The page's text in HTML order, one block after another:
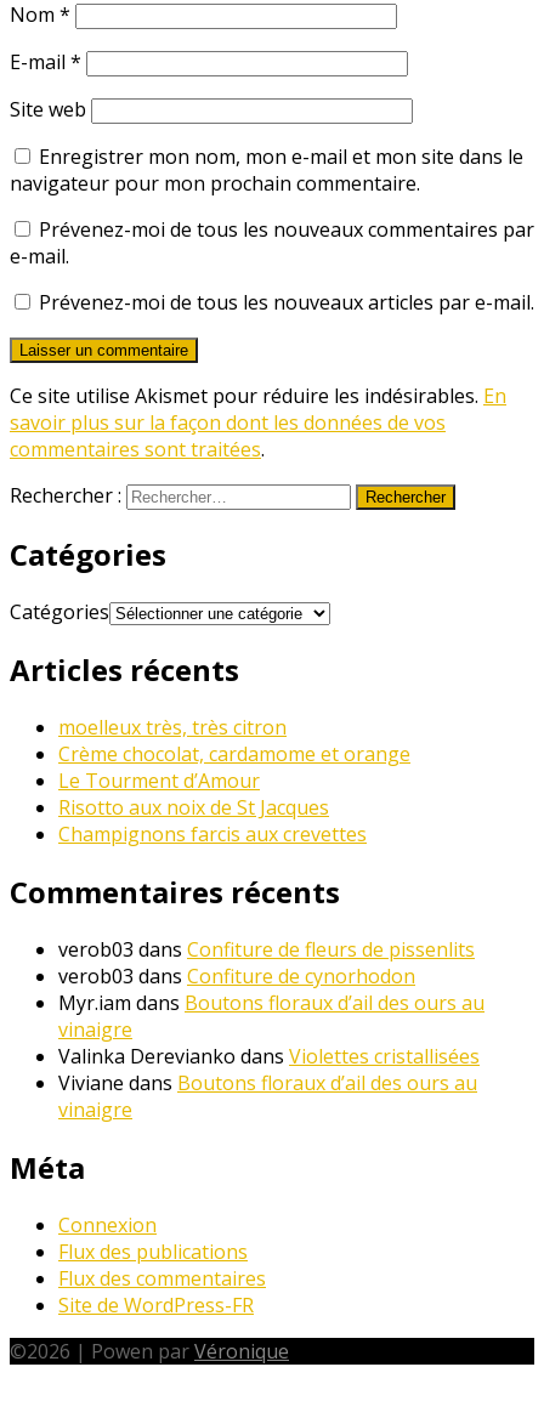
Nom *
E-mail *
Site web
Enregistrer mon nom, mon e-mail et mon site dans le
navigateur pour mon prochain commentaire.
Prévenez-moi de tous les nouveaux commentaires par
e-mail.
Prévenez-moi de tous les nouveaux articles par e-mail.
Ce site utilise Akismet pour réduire les indésirables. En
savoir plus sur la façon dont les données de vos
commentaires sont traitées.
Rechercher :
Catégories
Catégories
Articles récents
moelleux très, très citron
Crème chocolat, cardamome et orange
Le Tourment d’Amour
Risotto aux noix de St Jacques
Champignons farcis aux crevettes
Commentaires récents
verob03 dans Confiture de fleurs de pissenlits
verob03 dans Confiture de cynorhodon
Myr.iam dans Boutons floraux d’ail des ours au
vinaigre
Valinka Derevianko dans Violettes cristallisées
Viviane dans Boutons floraux d’ail des ours au
vinaigre
Méta
Connexion
Flux des publications
Flux des commentaires
Site de WordPress-FR
©2026 | Powen parVéronique